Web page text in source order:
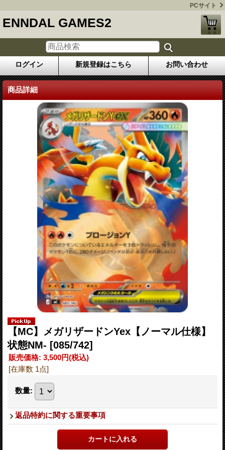
PCサイト
ENNDAL GAMES2
ログイン 新規登録はこちら お問い合わせ
商品詳細
【MC】メガリザードンYex【ノーマル仕様】
状態NM- [085/742]
販売価格: 3,500円(税込)
[在庫数 1点]
数量:
返品特約に関する重要事項